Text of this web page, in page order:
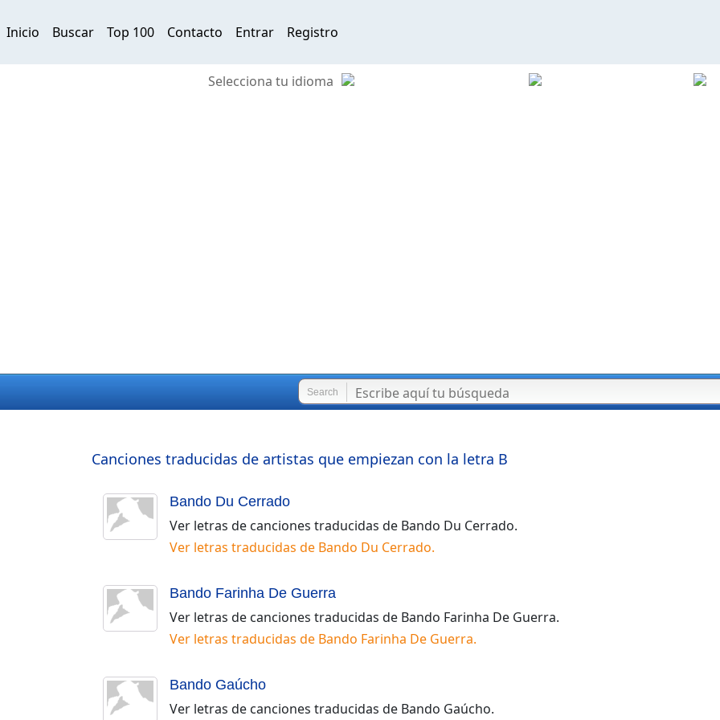
Inicio Buscar Top 100 Contacto Entrar Registro
Selecciona tu idioma
Search
Canciones traducidas de artistas que empiezan con la letra B
Bando Du Cerrado
Ver letras de canciones traducidas de Bando Du Cerrado.
Ver letras traducidas de Bando Du Cerrado.
Bando Farinha De Guerra
Ver letras de canciones traducidas de Bando Farinha De Guerra.
Ver letras traducidas de Bando Farinha De Guerra.
Bando Gaúcho
Ver letras de canciones traducidas de Bando Gaúcho.